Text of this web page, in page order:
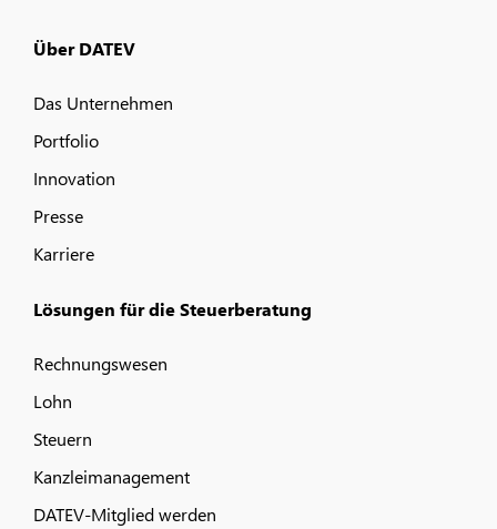
Über DATEV
Das Unternehmen
Portfolio
Innovation
Presse
Karriere
Lösungen für die Steuerberatung
Rechnungswesen
Lohn
Steuern
Kanzleimanagement
DATEV-Mitglied werden